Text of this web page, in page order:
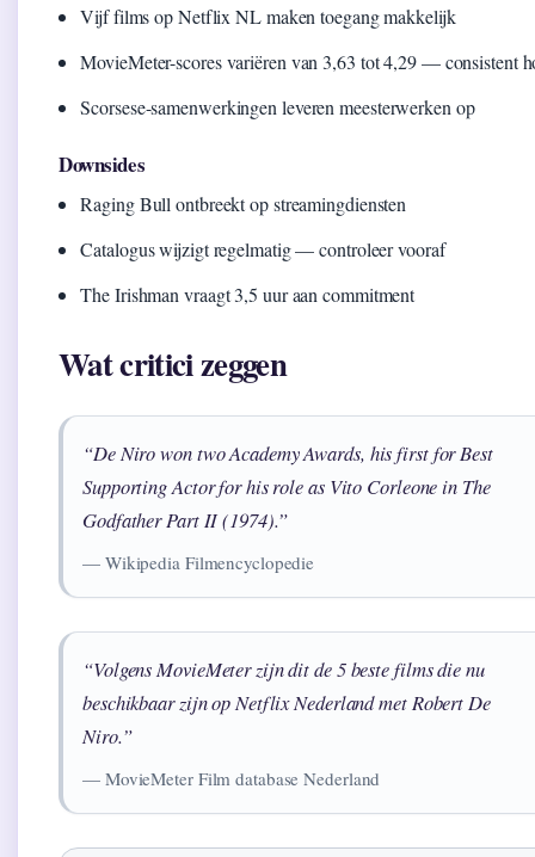
Vijf films op Netflix NL maken toegang makkelijk
MovieMeter-scores variëren van 3,63 tot 4,29 — consistent
Scorsese-samenwerkingen leveren meesterwerken op
Downsides
Raging Bull ontbreekt op streamingdiensten
Catalogus wijzigt regelmatig — controleer vooraf
The Irishman vraagt 3,5 uur aan commitment
Wat critici zeggen
“De Niro won two Academy Awards, his first for Best
Supporting Actor for his role as Vito Corleone in The
Godfather Part II (1974).”
— Wikipedia Filmencyclopedie
“Volgens MovieMeter zijn dit de 5 beste films die nu
beschikbaar zijn op Netflix Nederland met Robert De
Niro.”
— MovieMeter Film database Nederland